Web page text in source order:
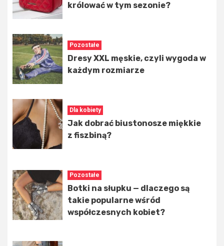
królować w tym sezonie?
Pozostałe
Dresy XXL męskie, czyli wygoda w
każdym rozmiarze
Dla kobiety
Jak dobrać biustonosze miękkie
z fiszbiną?
Pozostałe
Botki na słupku — dlaczego są
takie popularne wśród
współczesnych kobiet?